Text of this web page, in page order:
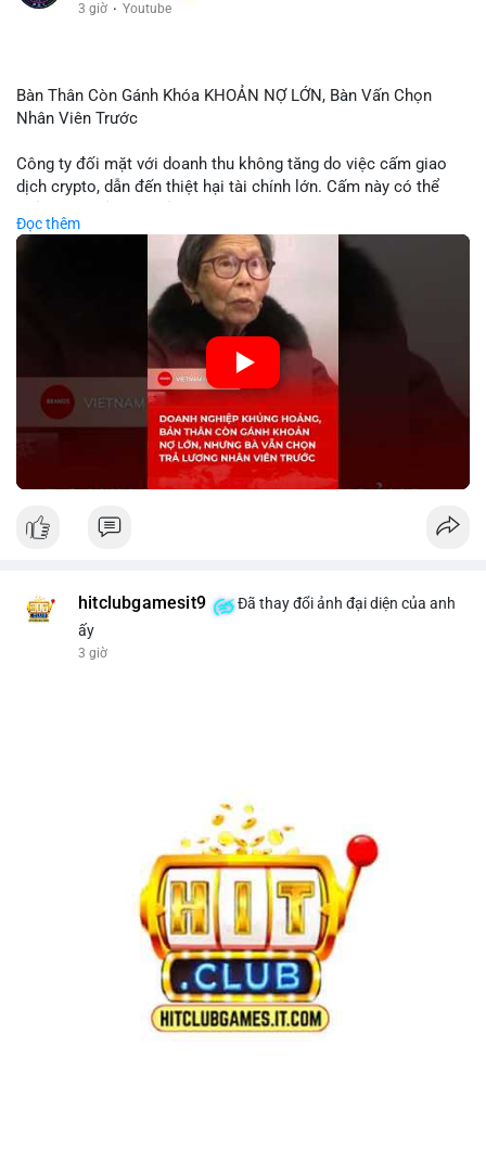
3 giờ · Youtube
Bàn Thân Còn Gánh Khóa KHOẢN NỢ LỚN, Bàn Vấn Chọn
Nhân Viên Trước
Công ty đối mặt với doanh thu không tăng do việc cấm giao
dịch crypto, dẫn đến thiệt hại tài chính lớn. Cấm này có thể
biến động giá digital asset. Bàn vấn chuyển hướng tập trung
vào nhân lực, cho thấy chiến lược giảm chi phí hoặc điều chỉnh
mô hình kinh doanh. Điều này có thể ảnh hưởng đến thị trường
crypto và các doanh nghiệp liên quan trong tương lai.
🎥 Xem video trực tiếp tại:
Nguồn: KIEN THUC KINH TE
Đọc thêm
hitclubgamesit9
Đã thay đổi ảnh đại diện của anh
ấy
3 giờ